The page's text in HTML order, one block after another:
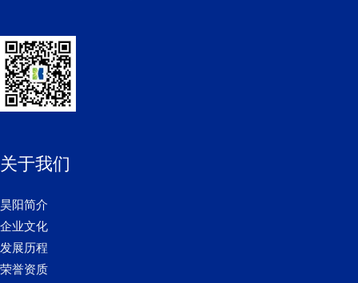
关于我们
昊阳简介
企业文化
发展历程
荣誉资质